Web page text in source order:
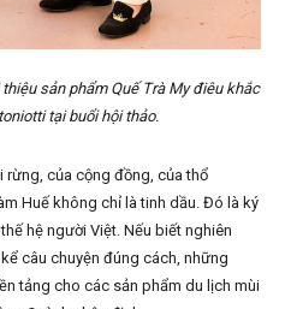
sản phẩm Quế Trà My điêu khắc
tại buổi hội thảo.
rừng, của cộng đồng, của thổ
Huế không chỉ là tinh dầu. Đó là ký
hệ người Việt. Nếu biết nghiên
câu chuyện đúng cách, những
tảng cho các sản phẩm du lịch mùi